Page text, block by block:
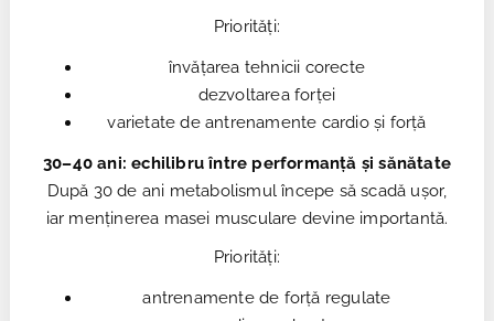
Priorități:
învățarea tehnicii corecte
dezvoltarea forței
varietate de antrenamente cardio și forță
30–40 ani: echilibru între performanță și sănătate
După 30 de ani metabolismul începe să scadă ușor,
iar menținerea masei musculare devine importantă.
Priorități:
antrenamente de forță regulate